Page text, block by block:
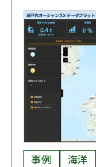
事例 海洋